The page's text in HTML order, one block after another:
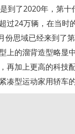
到了2020年，第十
过24万辆，在当时
份思域已经来到了
上的溜背造型略显
再加上更高的科技
凑型运动家用轿车的